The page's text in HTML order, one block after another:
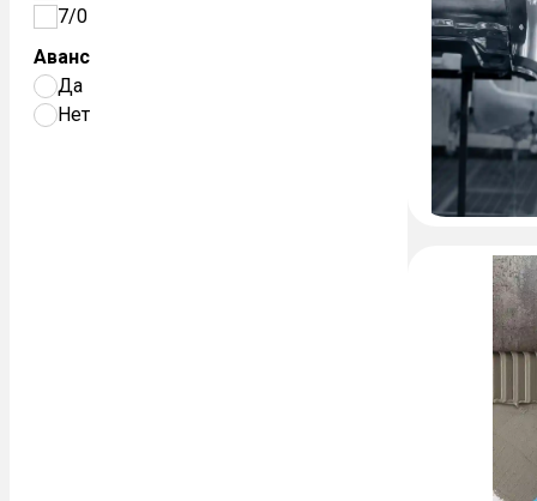
7/0
Аванс
Да
Нет